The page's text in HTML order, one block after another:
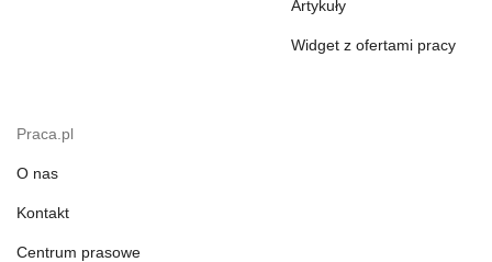
Artykuły
Widget z ofertami pracy
Praca.pl
O nas
Kontakt
Centrum prasowe